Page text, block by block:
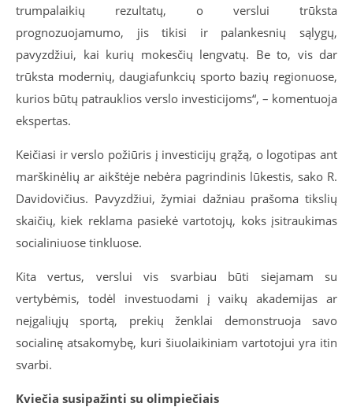
trumpalaikių rezultatų, o verslui trūksta
prognozuojamumo, jis tikisi ir palankesnių sąlygų,
pavyzdžiui, kai kurių mokesčių lengvatų. Be to, vis dar
trūksta modernių, daugiafunkcių sporto bazių regionuose,
kurios būtų patrauklios verslo investicijoms“, – komentuoja
ekspertas.
Keičiasi ir verslo požiūris į investicijų grąžą, o logotipas ant
marškinėlių ar aikštėje nebėra pagrindinis lūkestis, sako R.
Davidovičius. Pavyzdžiui, žymiai dažniau prašoma tikslių
skaičių, kiek reklama pasiekė vartotojų, koks įsitraukimas
socialiniuose tinkluose.
Kita vertus, verslui vis svarbiau būti siejamam su
vertybėmis, todėl investuodami į vaikų akademijas ar
neįgaliųjų sportą, prekių ženklai demonstruoja savo
socialinę atsakomybę, kuri šiuolaikiniam vartotojui yra itin
svarbi.
Kviečia susipažinti su olimpiečiais